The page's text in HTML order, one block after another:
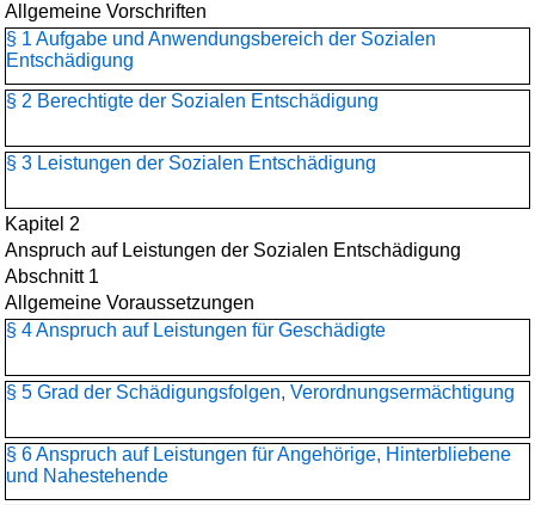
Allgemeine Vorschriften
§ 1 Aufgabe und Anwendungsbereich der Sozialen
Entschädigung
§ 2 Berechtigte der Sozialen Entschädigung
§ 3 Leistungen der Sozialen Entschädigung
Kapitel 2
Anspruch auf Leistungen der Sozialen Entschädigung
Abschnitt 1
Allgemeine Voraussetzungen
§ 4 Anspruch auf Leistungen für Geschädigte
§ 5 Grad der Schädigungsfolgen, Verordnungsermächtigung
§ 6 Anspruch auf Leistungen für Angehörige, Hinterbliebene
und Nahestehende